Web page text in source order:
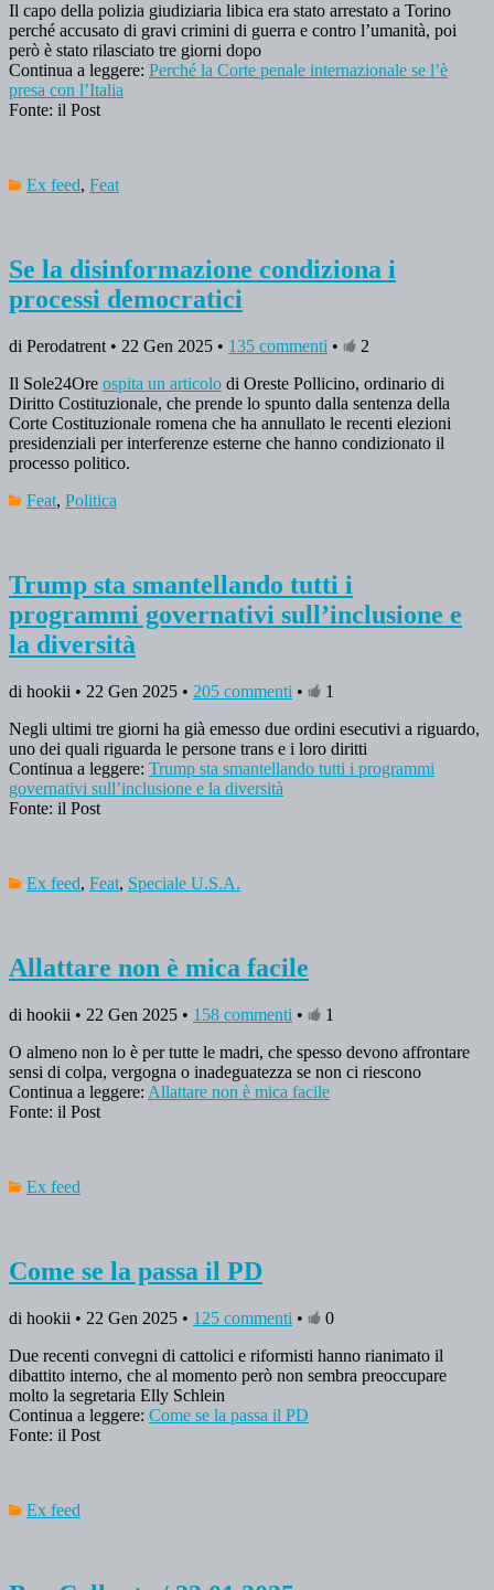
Il capo della polizia giudiziaria libica era stato arrestato a Torino
perché accusato di gravi crimini di guerra e contro l’umanità, poi
però è stato rilasciato tre giorni dopo
Continua a leggere: Perché la Corte penale internazionale se l’è
presa con l’Italia
Fonte: il Post
Ex feed, Feat
Se la disinformazione condiziona i
processi democratici
di Perodatrent • 22 Gen 2025 • 135 commenti •
2
Il Sole24Ore ospita un articolo di Oreste Pollicino, ordinario di
Diritto Costituzionale, che prende lo spunto dalla sentenza della
Corte Costituzionale romena che ha annullato le recenti elezioni
presidenziali per interferenze esterne che hanno condizionato il
processo politico.
Feat, Politica
Trump sta smantellando tutti i
programmi governativi sull’inclusione e
la diversità
di hookii • 22 Gen 2025 • 205 commenti •
1
Negli ultimi tre giorni ha già emesso due ordini esecutivi a riguardo,
uno dei quali riguarda le persone trans e i loro diritti
Continua a leggere: Trump sta smantellando tutti i programmi
governativi sull’inclusione e la diversità
Fonte: il Post
Ex feed, Feat, Speciale U.S.A.
Allattare non è mica facile
di hookii • 22 Gen 2025 • 158 commenti •
1
O almeno non lo è per tutte le madri, che spesso devono affrontare
sensi di colpa, vergogna o inadeguatezza se non ci riescono
Continua a leggere: Allattare non è mica facile
Fonte: il Post
Ex feed
Come se la passa il PD
di hookii • 22 Gen 2025 • 125 commenti •
0
Due recenti convegni di cattolici e riformisti hanno rianimato il
dibattito interno, che al momento però non sembra preoccupare
molto la segretaria Elly Schlein
Continua a leggere: Come se la passa il PD
Fonte: il Post
Ex feed